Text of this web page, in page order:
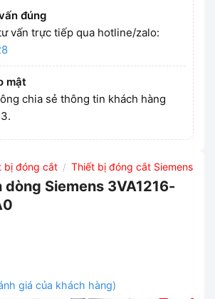
đúng
vấn trực tiếp qua hotline/zalo:
mật
chia sẻ thông tin khách hàng
bị đóng cắt / Thiết bị đóng cắt Siemens
dòng Siemens 3VA1216-
giá của khách hàng)